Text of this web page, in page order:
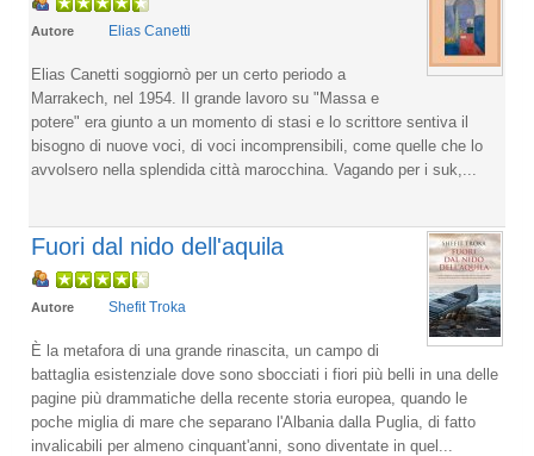
Autore Elias Canetti
Elias Canetti soggiornò per un certo periodo a
Marrakech, nel 1954. Il grande lavoro su "Massa e
potere" era giunto a un momento di stasi e lo scrittore sentiva il
bisogno di nuove voci, di voci incomprensibili, come quelle che lo
avvolsero nella splendida città marocchina. Vagando per i suk,...
Fuori dal nido dell'aquila
Autore Shefit Troka
È la metafora di una grande rinascita, un campo di
battaglia esistenziale dove sono sbocciati i fiori più belli in una delle
pagine più drammatiche della recente storia europea, quando le
poche miglia di mare che separano l'Albania dalla Puglia, di fatto
invalicabili per almeno cinquant'anni, sono diventate in quel...